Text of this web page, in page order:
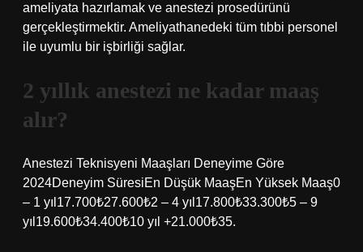
ameliyata hazırlamak ve anestezi prosedürünü
gerçekleştirmektir. Ameliyathanedeki tüm tıbbi personel
ile uyumlu bir işbirliği sağlar.
2 yıllık anestezi ne kadar maaş
alır?
Anestezi Teknisyeni Maaşları Deneyime Göre
2024Deneyim SüresiEn Düşük MaaşEn Yüksek Maaş0
– 1 yıl17.700₺27.600₺2 – 4 yıl17.800₺33.300₺5 – 9
yıl19.600₺34.400₺10 yıl +21.000₺35.